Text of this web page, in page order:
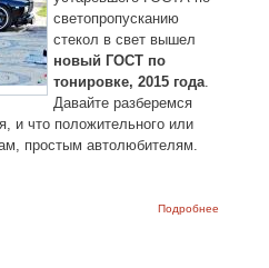
светопропусканию
стекол в свет вышел
новый ГОСТ по
тонировке, 2015 года
Давайте разберемся
и что положительного или
простым автолюбителям.
Подробнее